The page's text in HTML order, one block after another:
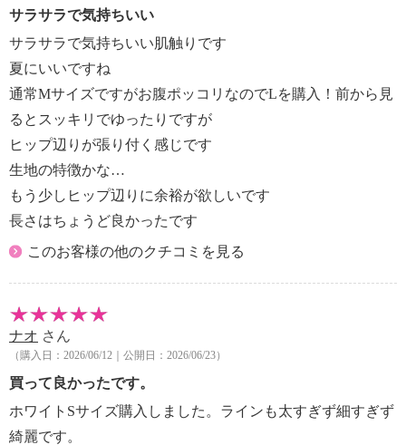
サラサラで気持ちいい
サラサラで気持ちいい肌触りです
夏にいいですね
通常Mサイズですがお腹ポッコリなのでLを購入！前から見
るとスッキリでゆったりですが
ヒップ辺りが張り付く感じです
生地の特徴かな…
もう少しヒップ辺りに余裕が欲しいです
長さはちょうど良かったです
このお客様の他のクチコミを見る
ナオ さん
（購入日：2026/06/12｜公開日：2026/06/23）
買って良かったです。
ホワイトSサイズ購入しました。ラインも太すぎず細すぎず
綺麗です。